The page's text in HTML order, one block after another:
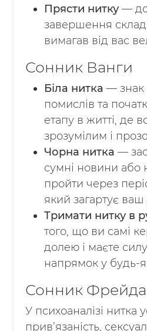
Прясти нитку —
завершення
вимагав від вас
Сонник Ванги
Біла нитка — знак
помислів та
етапу в житті, де
зрозумілим і
Чорна нитка —
сумні новини або
пройти через
який загартує ваш
Тримати нитку в
того, що ви самі
долею і маєте силу
напрямок у будь-
Сонник Фрейда
У психоаналізі нитка
прив’язаність,